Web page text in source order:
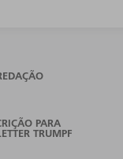
PARA
TRUMPF